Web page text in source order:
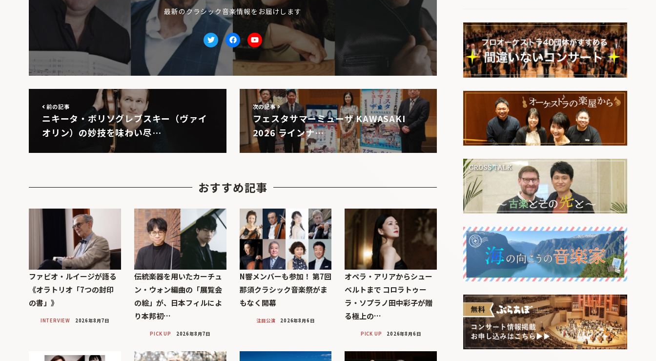
最新のクラシック音楽情報をお届けします
TwitterfacebookYoutube
前の記事
ニキータ・ボリソグレブスキー（ヴァイ
オリン）の妙技を味わい尽…
次の記事
フェスタサマーミューザ KAWASAKI
2026 ラインナ…
おすすめ記事
ファビオ・ルイージが語る
《オラトリオ「7つの封印
の書」》
INTERVIEW 2026年8月7日
伝統楽器を用いたカーチュ
ン・ウォン編曲の「展覧会
の絵」が、日本フィルによ
り本邦初…
PICK UP 2026年8月7日
N響メンバーも参加！ 第7回
那須クラシック音楽祭がま
もなく開幕
注目公演 2026年8月6日
オペラ・アリアからシュー
ベルトまで コロラトゥー
ラ・ソプラノ田中彩子が贈
る極上の…
PICK UP 2026年8月6日